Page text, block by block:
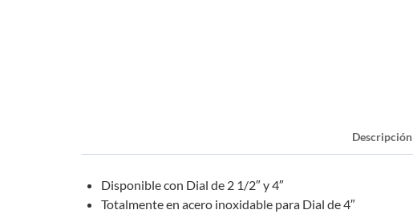
Descripción
Disponible con Dial de 2 1/2″ y 4″
Totalmente en acero inoxidable para Dial de 4″